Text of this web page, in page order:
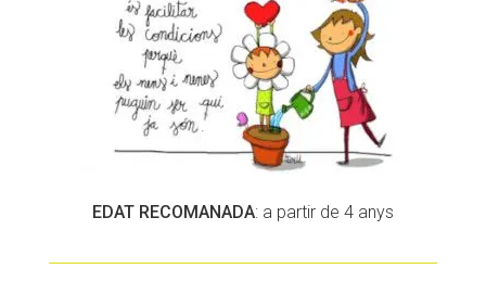
EDAT RECOMANADA: a partir de 4 anys